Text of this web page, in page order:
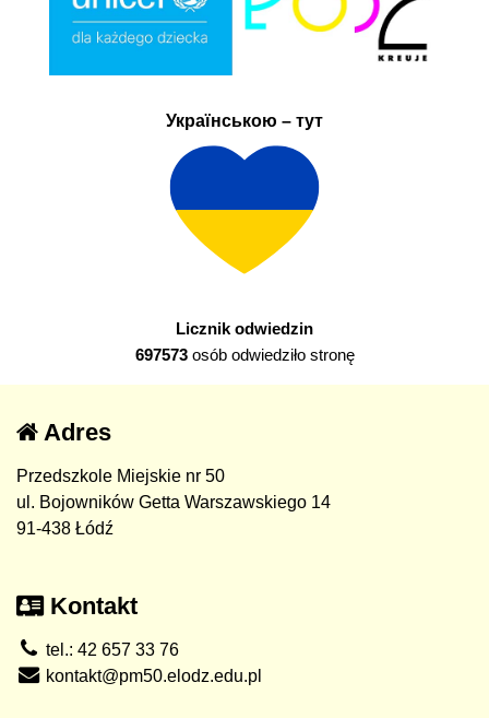
Українською – тут
Licznik odwiedzin
697573osób odwiedziło stronę
Adres
Przedszkole Miejskie nr 50
ul. Bojowników Getta Warszawskiego 14
91-438 Łódź
Kontakt
tel.: 42 657 33 76
kontakt@pm50.elodz.edu.pl